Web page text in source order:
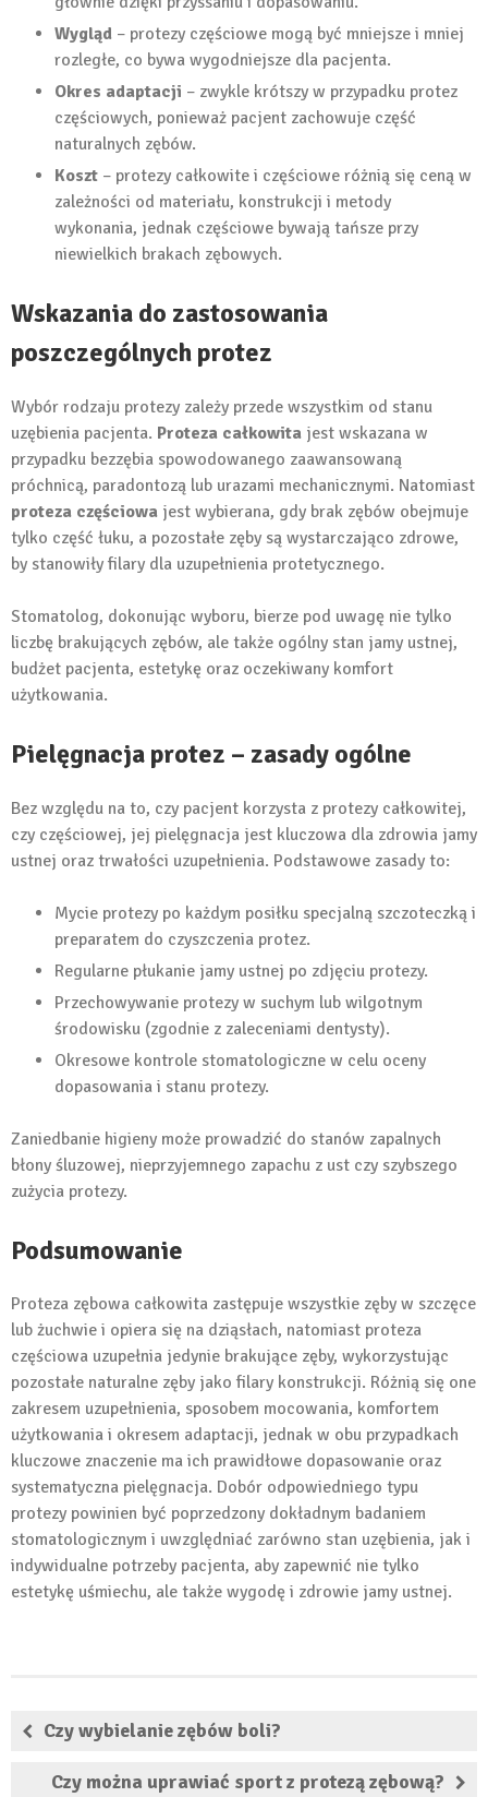
Wygląd – protezy częściowe mogą być mniejsze i mniej
rozległe, co bywa wygodniejsze dla pacjenta.
Okres adaptacji – zwykle krótszy w przypadku protez
częściowych, ponieważ pacjent zachowuje część
naturalnych zębów.
Koszt – protezy całkowite i częściowe różnią się ceną w
zależności od materiału, konstrukcji i metody
wykonania, jednak częściowe bywają tańsze przy
niewielkich brakach zębowych.
Wskazania do zastosowania
poszczególnych protez
Wybór rodzaju protezy zależy przede wszystkim od stanu
uzębienia pacjenta. Proteza całkowita jest wskazana w
przypadku bezzębia spowodowanego zaawansowaną
próchnicą, paradontozą lub urazami mechanicznymi. Natomiast
proteza częściowa jest wybierana, gdy brak zębów obejmuje
tylko część łuku, a pozostałe zęby są wystarczająco zdrowe,
by stanowiły filary dla uzupełnienia protetycznego.
Stomatolog, dokonując wyboru, bierze pod uwagę nie tylko
liczbę brakujących zębów, ale także ogólny stan jamy ustnej,
budżet pacjenta, estetykę oraz oczekiwany komfort
użytkowania.
Pielęgnacja protez – zasady ogólne
Bez względu na to, czy pacjent korzysta z protezy całkowitej,
czy częściowej, jej pielęgnacja jest kluczowa dla zdrowia jamy
ustnej oraz trwałości uzupełnienia. Podstawowe zasady to:
Mycie protezy po każdym posiłku specjalną szczoteczką i
preparatem do czyszczenia protez.
Regularne płukanie jamy ustnej po zdjęciu protezy.
Przechowywanie protezy w suchym lub wilgotnym
środowisku (zgodnie z zaleceniami dentysty).
Okresowe kontrole stomatologiczne w celu oceny
dopasowania i stanu protezy.
Zaniedbanie higieny może prowadzić do stanów zapalnych
błony śluzowej, nieprzyjemnego zapachu z ust czy szybszego
zużycia protezy.
Podsumowanie
Proteza zębowa całkowita zastępuje wszystkie zęby w szczęce
lub żuchwie i opiera się na dziąsłach, natomiast proteza
częściowa uzupełnia jedynie brakujące zęby, wykorzystując
pozostałe naturalne zęby jako filary konstrukcji. Różnią się one
zakresem uzupełnienia, sposobem mocowania, komfortem
użytkowania i okresem adaptacji, jednak w obu przypadkach
kluczowe znaczenie ma ich prawidłowe dopasowanie oraz
systematyczna pielęgnacja. Dobór odpowiedniego typu
protezy powinien być poprzedzony dokładnym badaniem
stomatologicznym i uwzględniać zarówno stan uzębienia, jak i
indywidualne potrzeby pacjenta, aby zapewnić nie tylko
estetykę uśmiechu, ale także wygodę i zdrowie jamy ustnej.
Czy wybielanie zębów boli?
Czy można uprawiać sport z protezą zębową?